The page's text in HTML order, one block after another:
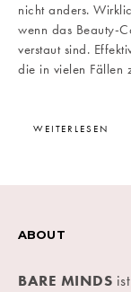
nicht anders.
wenn das Beauty-
verstaut sind.
die in vielen Fällen
WEITERLESEN
ABOUT
BARE MINDS